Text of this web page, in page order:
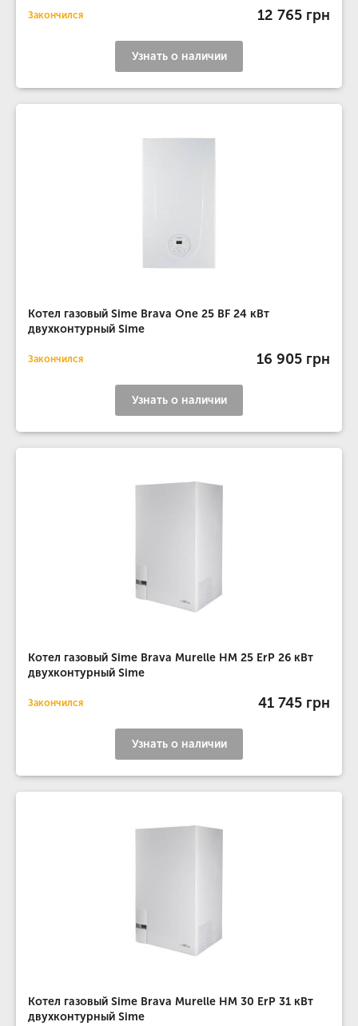
Закончился 12 765 грн
Узнать о наличии
Котел газовый Sime Brava One 25 BF 24 кВт
двухконтурный Sime
Закончился 16 905 грн
Узнать о наличии
Котел газовый Sime Brava Murelle HM 25 ErP 26 кВт
двухконтурный Sime
Закончился 41 745 грн
Узнать о наличии
Котел газовый Sime Brava Murelle HM 30 ErP 31 кВт
двухконтурный Sime